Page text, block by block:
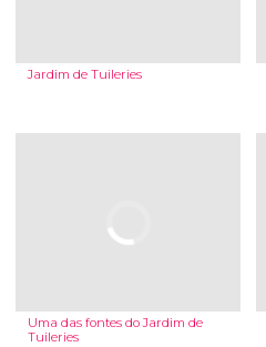
Jardim de Tuileries
Uma das fontes do Jardim de
Tuileries